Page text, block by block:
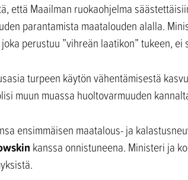
että Maailman ruokaohjelma
parantamista maatalouden alalla.
perustuu ”vihreän laatikon” tukeen, ei
turpeen käytön vähentämisestä
muun muassa huoltovarmuuden
ensimmäisen maatalous- ja
kanssa onnistuneena. Ministeri ja